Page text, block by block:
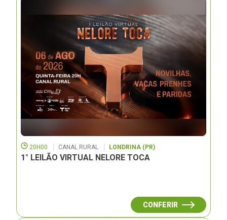
20H00 CANAL RURAL LONDRINA (PR)
1° LEILÃO VIRTUAL NELORE TOCA
CONFERIR